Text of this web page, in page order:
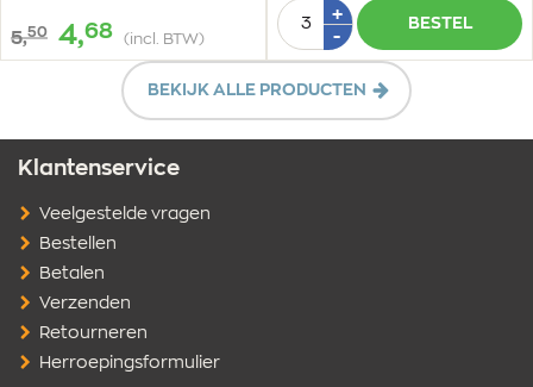
5,50 4,68 (incl. BTW)
Aantal
+Plus
1
-Min
1
BESTEL
BEKIJK ALLE PRODUCTEN
Klantenservice
Veelgestelde vragen
Bestellen
Betalen
Verzenden
Retourneren
Herroepingsformulier